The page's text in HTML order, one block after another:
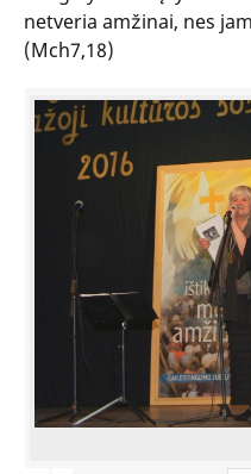
netveria amžinai, nes
(Mch7,18)